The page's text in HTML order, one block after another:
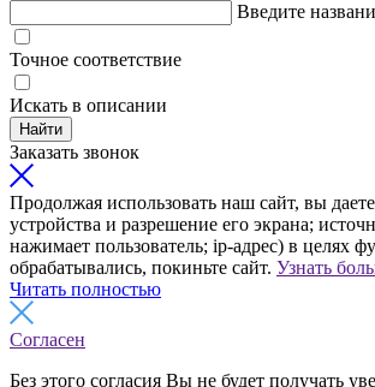
Введите
Точное соответствие
Искать в описании
Найти
Заказать звонок
Продолжая использовать наш сайт, вы
устройства и разрешение его экрана;
нажимает пользователь; ip-адрес) в целях
обрабатывались, покиньте сайт. Узнать
Читать полностью
Согласен
Без этого согласия Вы не будет получать